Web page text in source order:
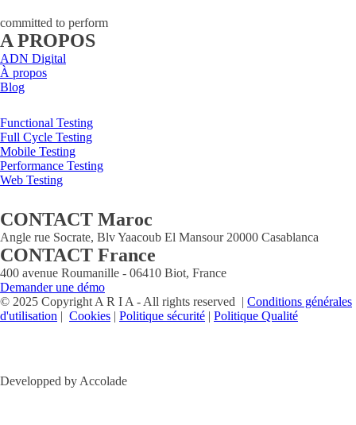
committed to perform
A PROPOS
ADN Digital
À propos
Blog
Functional Testing
Full Cycle Testing
Mobile Testing
Performance Testing
Web Testing
CONTACT Maroc
Angle rue Socrate, Blv Yaacoub El Mansour 20000 Casablanca
CONTACT France
400 avenue Roumanille - 06410 Biot, France
Demander une démo
© 2025 Copyright A R I A - All rights reserved | Conditions générales
d'utilisation | Cookies | Politique sécurité | Politique Qualité
Developped by Accolade